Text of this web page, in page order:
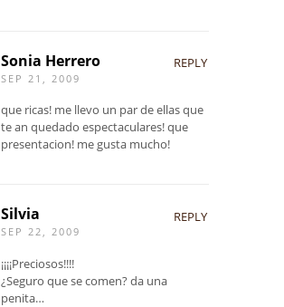
Sonia Herrero
SEP 21, 2009
REPLY
que ricas! me llevo un par de ellas que
te an quedado espectaculares! que
presentacion! me gusta mucho!
Silvia
SEP 22, 2009
REPLY
¡¡¡¡Preciosos!!!!
¿Seguro que se comen? da una
penita…